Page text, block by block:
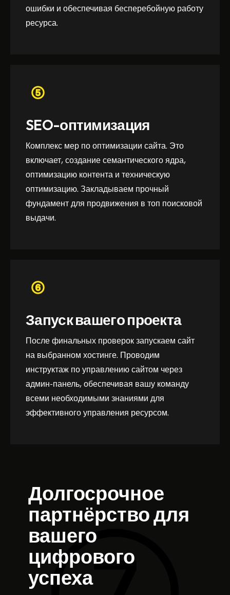
ошибки и обеспечивая бесперебойную работу
ресурса.
SEO-оптимизация
Комплекс мер по оптимизации сайта. Это
включает, создание семантического ядра,
оптимизацию контента и техническую
оптимизацию. Закладываем прочный
фундамент для продвижения в топ поисковой
выдачи.
Запуск вашего проекта
После финальных проверок запускаем сайт
на выбранном хостинге. Проводим
инструктаж по управлению сайтом через
админ-панель, обеспечивая вашу команду
всеми необходимыми знаниями для
эффективного управления ресурсом.
Долгосрочное
партнёрство для
вашего
цифрового
успеха